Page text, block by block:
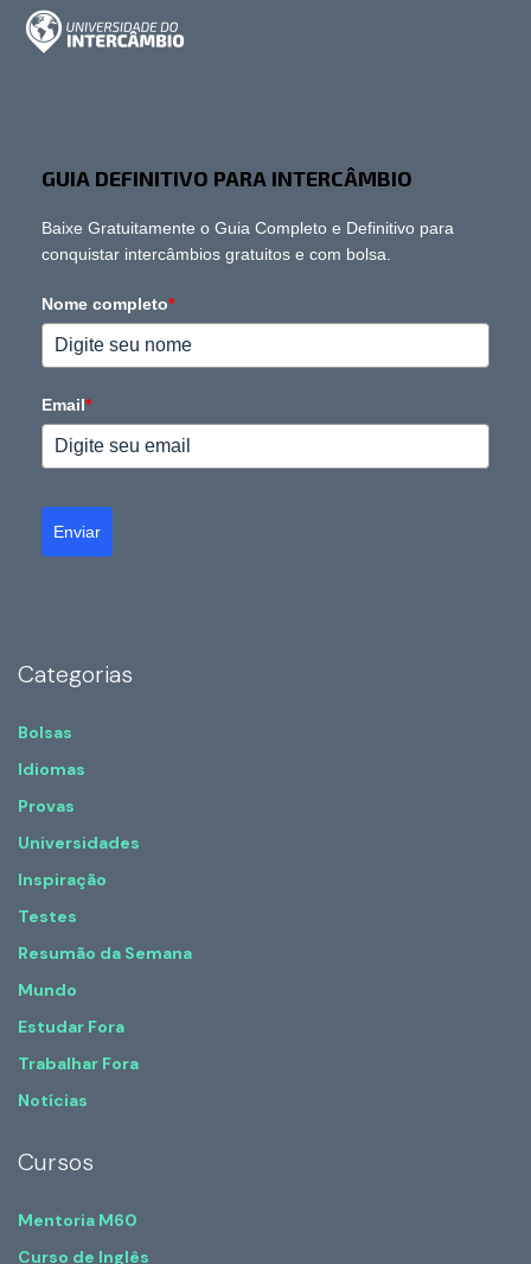
GUIA DEFINITIVO PARA INTERCÂMBIO
Baixe Gratuitamente o Guia Completo e Definitivo para
conquistar intercâmbios gratuitos e com bolsa.
Nome completo*
Email*
Enviar
Categorias
Bolsas
Idiomas
Provas
Universidades
Inspiração
Testes
Resumão da Semana
Mundo
Estudar Fora
Trabalhar Fora
Notícias
Cursos
Mentoria M60
Curso de Inglês